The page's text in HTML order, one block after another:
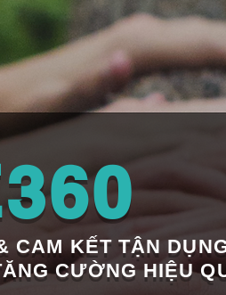
CAM KẾT TẬN
CƯỜNG HIỆU